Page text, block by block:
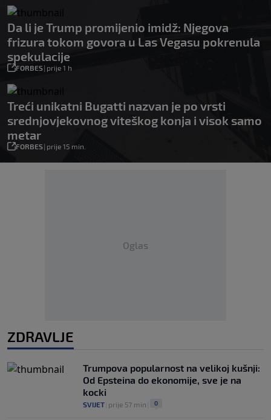
Da li je Trump promijenio imidž: Njegova
frizura tokom govora u Las Vegasu pokrenula
spekulacije
FORBES| prije 1 h
Treći unikatni Bugatti nazvan je po vrsti
srednjovjekovnog viteškog konja i visok samo
metar
FORBES| prije 15 min.
Oglas
ZDRAVLJE
Trumpova popularnost na velikoj kušnji:
Od Epsteina do ekonomije, sve je na
kocki
SVIJET prije 57 min 0